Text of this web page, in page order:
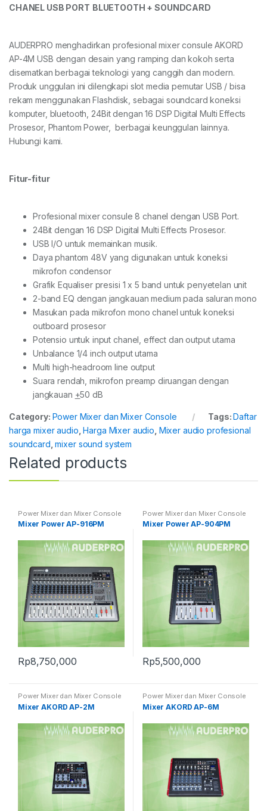
CHANEL USB PORT BLUETOOTH + SOUNDCARD
AUDERPRO menghadirkan profesional mixer consule AKORD
AP-4M USB dengan desain yang ramping dan kokoh serta
disematkan berbagai teknologi yang canggih dan modern.
Produk unggulan ini dilengkapi slot media pemutar USB / bisa
rekam menggunakan Flashdisk, sebagai soundcard koneksi
komputer, bluetooth, 24Bit dengan 16 DSP Digital Multi Effects
Prosesor, Phantom Power, berbagai keunggulan lainnya.
Hubungi kami.
Fitur-fitur
Profesional mixer consule 8 chanel dengan USB Port.
24Bit dengan 16 DSP Digital Multi Effects Prosesor.
USB I/O untuk memainkan musik.
Daya phantom 48V yang digunakan untuk koneksi
mikrofon condensor
Grafik Equaliser presisi 1 x 5 band untuk penyetelan unit
2-band EQ dengan jangkauan medium pada saluran mono
Masukan pada mikrofon mono chanel untuk koneksi
outboard prosesor
Potensio untuk input chanel, effect dan output utama
Unbalance 1/4 inch output utama
Multi high-headroom line output
Suara rendah, mikrofon preamp diruangan dengan
jangkauan +50 dB
Category: Power Mixer dan Mixer Console Tags:Daftar
harga mixer audio ,Harga Mixer audio Mixer audio profesional
soundcard ,mixer sound system
Related products
Power Mixer dan Mixer Console
Mixer Power AP-916PM
Rp8,750,000
Power Mixer dan Mixer Console
Mixer Power AP-904PM
Rp5,500,000
Power Mixer dan Mixer Console
Mixer AKORD AP-2M
Power Mixer dan Mixer Console
Mixer AKORD AP-6M